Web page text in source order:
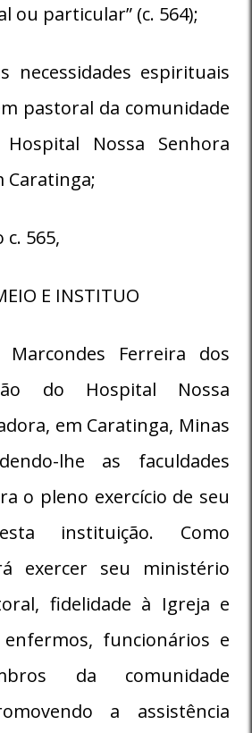
ou particular” (c. 564);
necessidades espirituais
pastoral da comunidade
Nossa Senhora
Caratinga;
c. 565,
E INSTITUO
Ferreira dos
do Hospital Nossa
em Caratinga, Minas
lhe as faculdades
o pleno exercício de seu
instituição. Como
exercer seu ministério
fidelidade à Igreja e
enfermos, funcionários e
da comunidade
a assistência